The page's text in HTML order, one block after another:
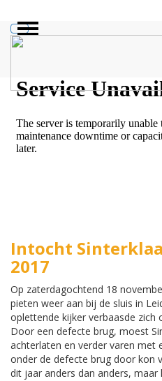
Intocht
2017
Op zaterdagochtend 18
pieten weer aan bij de sluis in
oplettende kijker verbaasde zich
Door een defecte brug, moest
achterlaten en verder varen met
onder de defecte brug door kon
dit jaar anders dan anders, maar